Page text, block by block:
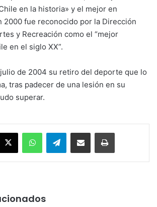
en la historia» y el mejor en
2000 fue reconocido por la Dirección
y Recreación como el “mejor
en el siglo XX”.
de 2004 su retiro del deporte que lo
tras padecer de una lesión en su
superar.
X WhatsAppTelegramEnviar vía email Imprimir